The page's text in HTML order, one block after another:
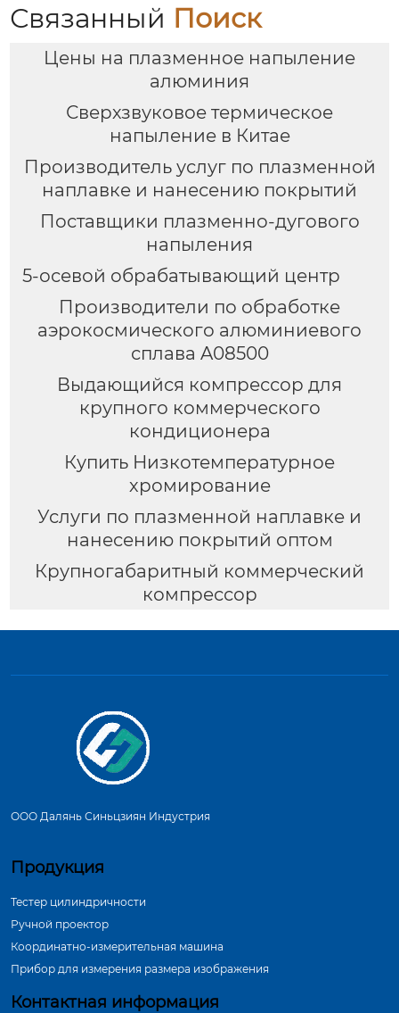
Связанный Поиск
Цены на плазменное напыление
алюминия
Сверхзвуковое термическое
напыление в Китае
Производитель услуг по плазменной
наплавке и нанесению покрытий
Поставщики плазменно-дугового
напыления
5-осевой обрабатывающий центр
Производители по обработке
аэрокосмического алюминиевого
сплава A08500
Выдающийся компрессор для
крупного коммерческого
кондиционера
Купить Низкотемпературное
хромирование
Услуги по плазменной наплавке и
нанесению покрытий оптом
Крупногабаритный коммерческий
компрессор
ООО Далянь Синьцзиян Индустрия
Продукция
Тестер цилиндричности
Ручной проектор
Координатно-измерительная машина
Прибор для измерения размера изображения
Контактная информация